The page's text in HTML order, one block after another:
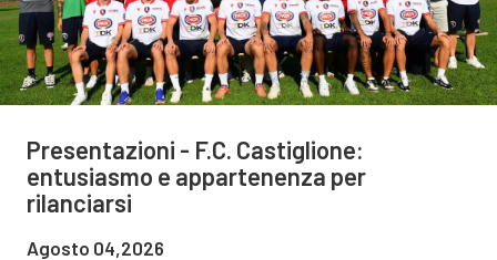
Presentazioni - F.C. Castiglione:
entusiasmo e appartenenza per
rilanciarsi
Agosto 04,2026